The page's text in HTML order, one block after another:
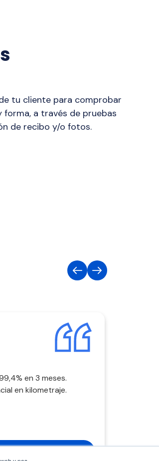
tu cliente para comprobar
a través de pruebas
de recibo y/o fotos.
en 3 meses.
en kilometraje.